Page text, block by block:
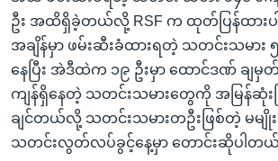
ဦး အထိရှိခဲ့တယ်လို့ RSF က ထုတ်ပြန်ထား
အချိန်မှာ ဖမ်းဆီးခံထားရတဲ့ သတင်းသမား
နေပြီး အဲဒီထဲက ၁၉ ဦးမှာ ထောင်ဒဏ် ချမှ
ကျန်ရှိနေတဲ့ သတင်းသမားတွေကို အမြန်ဆုံး
ချင်တယ်လို့ သတင်းသမားတဦးဖြစ်တဲ့ မမျိုး
သတင်းလွတ်လပ်ခွင့်နေ့မှာ တောင်းဆိုပါတယ်